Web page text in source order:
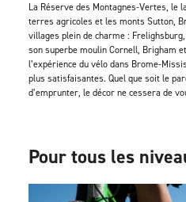
La Réserve des Montagnes-Vertes, le
terres agricoles et les monts Sutton,
villages plein de charme :
son superbe moulin Cornell, Brigham
l’expérience du vélo dans Brome-
plus satisfaisantes. Quel que soit le
d’emprunter, le décor ne cessera de
Pour tous les